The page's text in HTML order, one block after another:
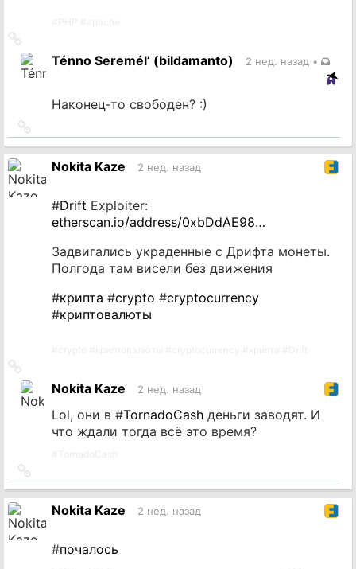
на
источникTénno Seremél’ (bildamanto) 2 нед. назад •
Наконец‐то свободен? :)
на
источник
Nokita Kaze 2 нед. назад
#Drift Exploiter:
etherscan.io/address/0xbDdAE98…
Задвигались украденные с Дрифта монеты.
Полгода там висели без движения
#крипта #crypto #cryptocurrency
#криптовалюты
на
источникNokita Kaze 2 нед. назад
Lol, они в #TornadoCash деньги заводят. И
что ждали тогда всё это время?
на
источник
Nokita Kaze 2 нед. назад
#почалось